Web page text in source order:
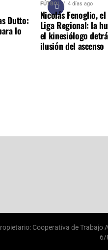
Dutto:
lo
FÚTBOL 4 días ago
Nicolás Fenoglio,
Liga Regional: la
el kinesiólogo
ilusión del ascenso
Cooperativa de Trabajo
6/